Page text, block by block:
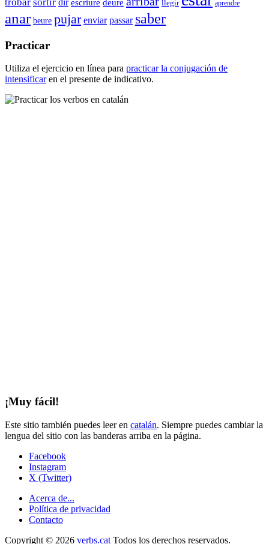
escriure deure llegir aprendre
anar beure pujar enviar passar saber
Practicar
Utiliza el ejercicio en línea para practicar la conjugación de
intensificaren el presente de indicativo.
¡Muy fácil!
Este sitio también puedes leer en catalán. Siempre puedes cambiar la
lengua del sitio con las banderas arriba en la página.
Facebook
Instagram
X (Twitter)
Acerca de...
Política de privacidad
Contacto
Copyright © 2026 verbs.cat Todos los derechos reservados.